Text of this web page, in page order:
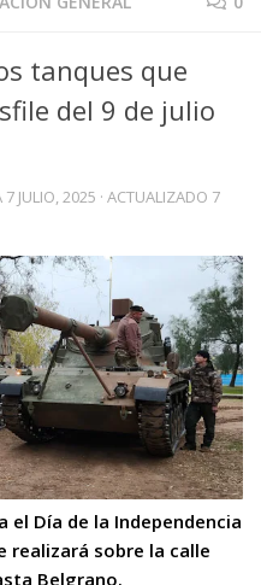
tanques que
del 9 de julio
7 JULIO, 2025 · ACTUALIZADO 7
el Día de la Independencia
realizará sobre la calle
Belgrano.